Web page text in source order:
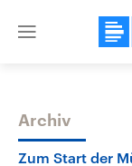
Close
Themen
Archiv
Zum Start der